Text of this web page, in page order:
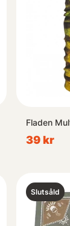
Fladen
39 kr
Slutsåld